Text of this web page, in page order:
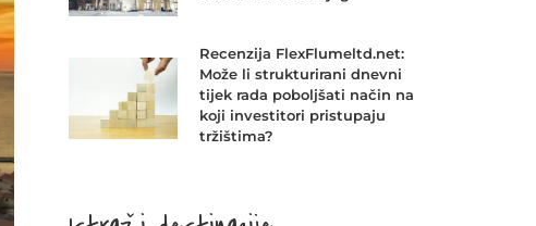
Recenzija FlexFlumeltd.net:
Može li strukturirani dnevni
tijek rada poboljšati način na
koji investitori pristupaju
tržištima?